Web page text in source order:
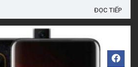
ĐỌC TIẾP